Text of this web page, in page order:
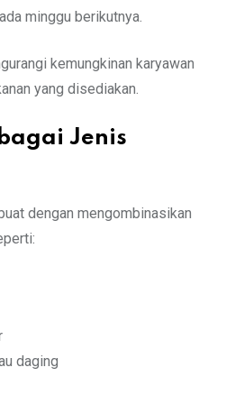
minggu berikutnya.
kemungkinan karyawan
yang disediakan.
Jenis
dengan mengombinasikan
daging